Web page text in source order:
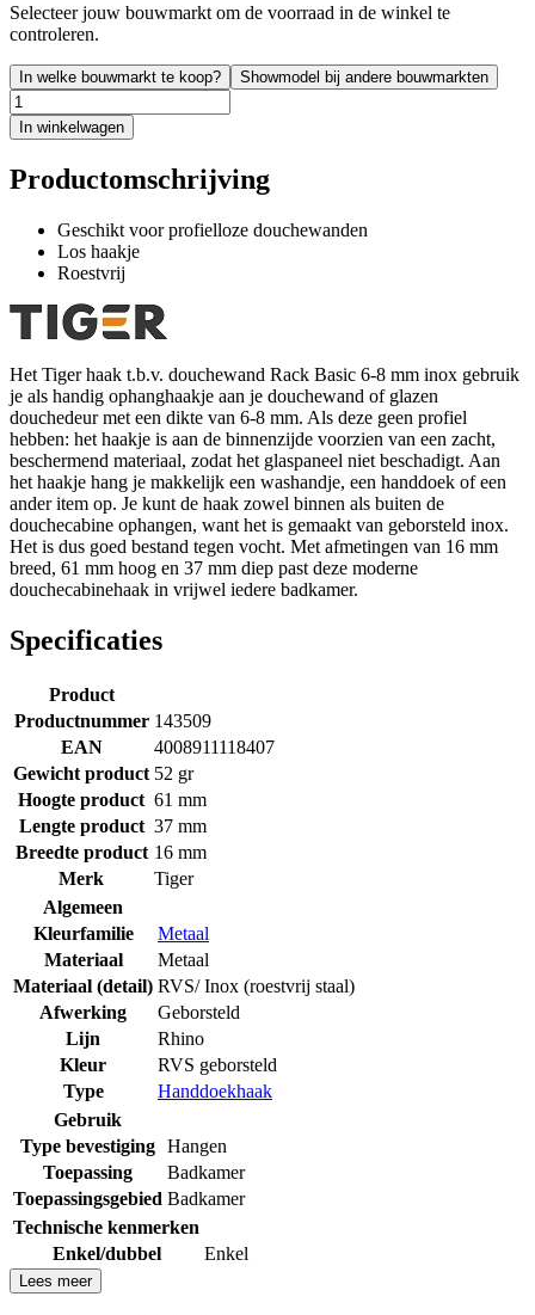
Selecteer jouw bouwmarkt om de voorraad in de winkel te
controleren.
In welke bouwmarkt te koop? Showmodel bij andere bouwmarkten
In winkelwagen
Productomschrijving
Geschikt voor profielloze douchewanden
Los haakje
Roestvrij
Het Tiger haak t.b.v. douchewand Rack Basic 6-8 mm inox gebruik
je als handig ophanghaakje aan je douchewand of glazen
douchedeur met een dikte van 6-8 mm. Als deze geen profiel
hebben: het haakje is aan de binnenzijde voorzien van een zacht,
beschermend materiaal, zodat het glaspaneel niet beschadigt. Aan
het haakje hang je makkelijk een washandje, een handdoek of een
ander item op. Je kunt de haak zowel binnen als buiten de
douchecabine ophangen, want het is gemaakt van geborsteld inox.
Het is dus goed bestand tegen vocht. Met afmetingen van 16 mm
breed, 61 mm hoog en 37 mm diep past deze moderne
douchecabinehaak in vrijwel iedere badkamer.
Specificaties
Product
Productnummer 143509
EAN
4008911118407
Gewicht product 52 gr
Hoogte product 61 mm
Lengte product 37 mm
Breedte product 16 mm
Merk
Tiger
Algemeen
Kleurfamilie
Metaal
Materiaal
Metaal
Materiaal (detail) RVS/ Inox (roestvrij staal)
Afwerking
Geborsteld
Lijn
Rhino
Kleur
RVS geborsteld
Type
Handdoekhaak
Gebruik
Type bevestiging Hangen
Toepassing
Badkamer
Toepassingsgebied Badkamer
Technische kenmerken
Enkel/dubbel
Enkel
Lees meer